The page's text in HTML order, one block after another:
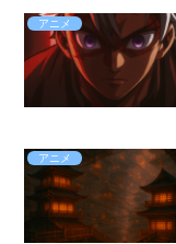
アニメ
アニメ